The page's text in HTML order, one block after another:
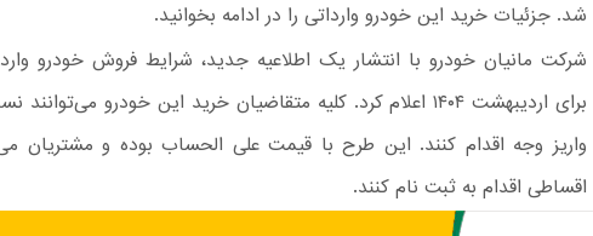
شد. جزئیات خرید این خودرو وارداتی را در ادامه بخوانید.
شرکت مانیان خودرو با انتشار یک اطلاعیه جدید، شرایط فروش خودرو
برای اردیبهشت ۱۴۰۴ اعلام کرد. کلیه متقاضیان خرید این خودرو
واریز وجه اقدام کنند. این طرح با قیمت علی الحساب بوده و مشتریان
اقساطی اقدام به ثبت نام کنند.